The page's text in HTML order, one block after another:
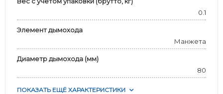
0.1
Элемент дымохода
Манжета
Диаметр дымохода (мм)
80
ПОКАЗАТЬ ЕЩЁ ХАРАКТЕРИСТИКИ